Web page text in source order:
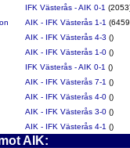
IFK Västerås - AIK 0-1
AIK - IFK Västerås 1-1
AIK - IFK Västerås 4-3 ()
AIK - IFK Västerås 1-0 ()
IFK Västerås - AIK 0-1 ()
AIK - IFK Västerås 7-1 ()
AIK - IFK Västerås 4-0 ()
AIK - IFK Västerås 3-0 ()
AIK - IFK Västerås 4-1 ()
AIK: